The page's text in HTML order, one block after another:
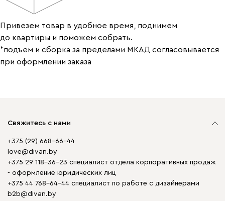
Привезем товар в удобное время, поднимем
до квартиры и поможем собрать.
*подъем и сборка за пределами МКАД согласовывается
при оформлении заказа
Свяжитесь с нами
+375 (29) 668-66-44
love@divan.by
+375 29 118-36-23 специалист отдела корпоративных продаж
- оформление юридических лиц
+375 44 768-64-44 специалист по работе с дизайнерами
b2b@divan.by